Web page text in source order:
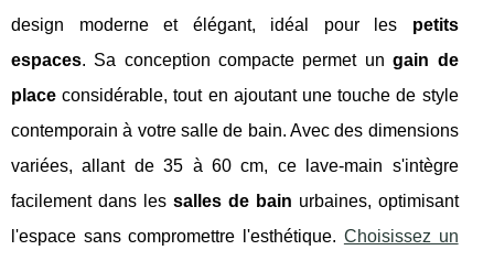
design moderne et élégant, idéal pour les petits
espaces. Sa conception compacte permet ungain de
place considérable, tout en ajoutant une touche de style
contemporain à votre salle de bain. Avec des dimensions
variées, allant de 35 à 60 cm, ce lave-main s'intègre
facilement dans les salles de bain urbaines, optimisant
l'espace sans compromettre l'esthétique. Choisissez un